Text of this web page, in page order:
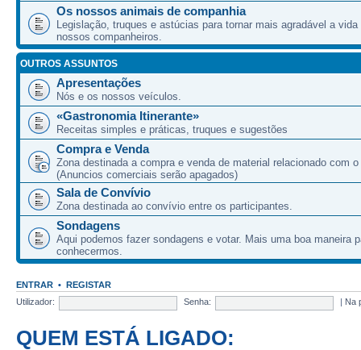
Os nossos animais de companhia
Legislação, truques e astúcias para tornar mais agradável a vida
nossos companheiros.
OUTROS ASSUNTOS
Apresentações
Nós e os nossos veículos.
«Gastronomia Itinerante»
Receitas simples e práticas, truques e sugestões
Compra e Venda
Zona destinada a compra e venda de material relacionado com
(Anuncios comerciais serão apagados)
Sala de Convívio
Zona destinada ao convívio entre os participantes.
Sondagens
Aqui podemos fazer sondagens e votar. Mais uma boa maneira
conhecermos.
ENTRAR • REGISTAR
Utilizador:
Senha: Na
QUEM ESTÁ LIGADO: